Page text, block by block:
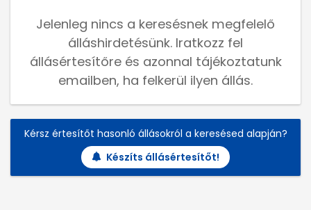
Jelenleg nincs a keresésnek megfelelő
álláshirdetésünk. Iratkozz fel
állásértesítőre és azonnal tájékoztatunk
emailben, ha felkerül ilyen állás.
Kérsz értesítőt hasonló állásokról a keresésed alapján?
Készíts állásértesítőt!